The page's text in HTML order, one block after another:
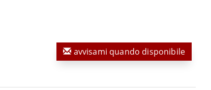
avvisami quando disponibile